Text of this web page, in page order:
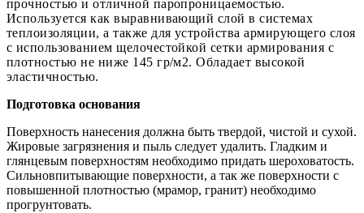
прочностью и отличной паропроницаемостью.
Используется как выравнивающий слой в системах
теплоизоляции, а также для устройства армирующего слоя
с использованием щелочестойкой сетки армирования с
плотностью не ниже 145 гр/м2. Обладает высокой
эластичностью.
Подготовка основания
Поверхность нанесения должна быть твердой, чистой и сухой.
Жировые загрязнения и пыль следует удалить. Гладким и
глянцевым поверхностям необходимо придать шероховатость.
Сильновпитывающие поверхности, а так же поверхности с
повышенной плотностью (мрамор, гранит) необходимо
прогрунтовать.